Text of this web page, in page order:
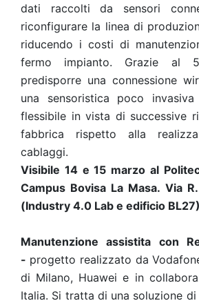
dati raccolti da sensori
riconfigurare la linea di
riducendo i costi di
fermo impianto. Grazie al
predisporre una connessione
una sensoristica poco
flessibile in vista di successive
fabbrica rispetto alla
cablaggi.
Visibile 14 e 15 marzo al
Campus Bovisa La Masa. Via
(Industry 4.0 Lab e edificio
Manutenzione assistita con
- progetto realizzato da
di Milano, Huawei e in
Italia. Si tratta di una soluzione